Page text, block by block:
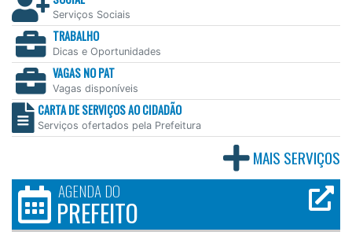
Serviços Sociais
TRABALHO
Dicas e Oportunidades
VAGAS NO PAT
Vagas disponíveis
CARTA DE SERVIÇOS AO CIDADÃO
Serviços ofertados pela Prefeitura
MAIS SERVIÇOS
AGENDA DO
PREFEITO